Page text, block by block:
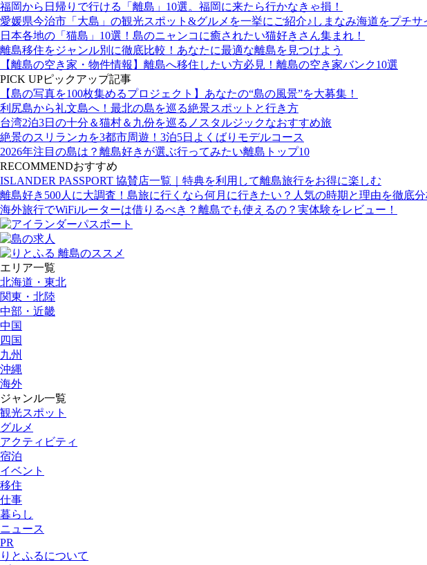
福岡から日帰りで行ける「離島」10選。福岡に来たら行かなきゃ損！
愛媛県今治市「大島」の観光スポット&グルメを一挙にご紹介♪しまなみ海道をプチサ
日本各地の「猫島」10選！島のニャンコに癒されたい猫好きさん集まれ！
離島移住をジャンル別に徹底比較！あなたに最適な離島を見つけよう
【離島の空き家・物件情報】離島へ移住したい方必見！離島の空き家バンク10選
PICK UPピックアップ記事
【島の写真を100枚集めるプロジェクト】あなたの“島の風景”を大募集！
利尻島から礼文島へ！最北の島を巡る絶景スポットと行き方
台湾2泊3日の十分＆猫村＆九份を巡るノスタルジックなおすすめ旅
絶景のスリランカを3都市周遊！3泊5日よくばりモデルコース
2026年注目の島は？離島好きが選ぶ行ってみたい離島トップ10
RECOMMENDおすすめ
ISLANDER PASSPORT 協賛店一覧｜特典を利用して離島旅行をお得に楽しむ
離島好き500人に大調査！島旅に行くなら何月に行きたい？人気の時期と理由を徹底
海外旅行でWiFiルーターは借りるべき？離島でも使えるの？実体験をレビュー！
エリア一覧
北海道・東北
関東・北陸
中部・近畿
中国
四国
九州
沖縄
海外
ジャンル一覧
観光スポット
グルメ
アクティビティ
宿泊
イベント
移住
仕事
暮らし
ニュース
PR
りとふるについて